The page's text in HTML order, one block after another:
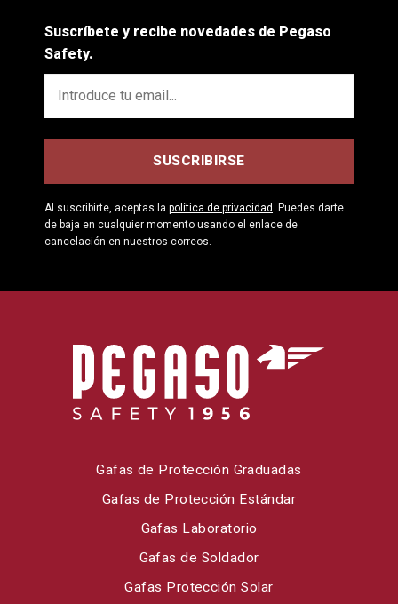
Suscríbete y recibe novedades de Pegaso
Safety.
Al suscribirte, aceptas la política de privacidad . Puedes darte
de baja en cualquier momento usando el enlace de
cancelación en nuestros correos.
Gafas de Protección Graduadas
Gafas de Protección Estándar
Gafas Laboratorio
Gafas de Soldador
Gafas Protección Solar